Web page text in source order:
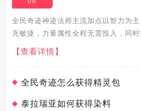
全民奇迹神迹法师主流加点以智力为
充敏捷，力量属性全程无需投入，同时
出与核心被动，搭配护盾、控制技能
输出流、均衡续航流两大实用加点方
【查看详情】
全民奇迹怎么获得精灵包
泰拉瑞亚如何获得染料